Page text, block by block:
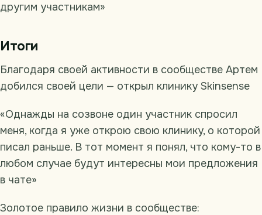
другим участникам»
Итоги
Благодаря своей активности в сообществе Артем
добился своей цели — открыл клинику Skinsense
«Однажды на созвоне один участник спросил
меня, когда я уже открою свою клинику, о которой
писал раньше. В тот момент я понял, что кому-то в
любом случае будут интересны мои предложения
в чате»
Золотое правило жизни в сообществе: